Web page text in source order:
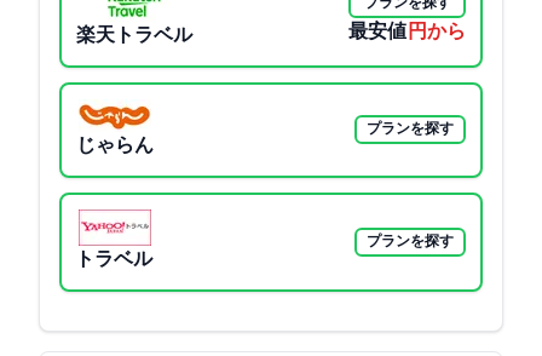
楽天トラベル 最安値 7700円から
じゃらん
プランを探す
Yahoo!トラベル
プランを探す